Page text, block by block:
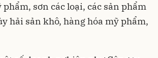
phẩm, sơn các loại, các sản phẩm
hải sản khô, hàng hóa mỹ phẩm,